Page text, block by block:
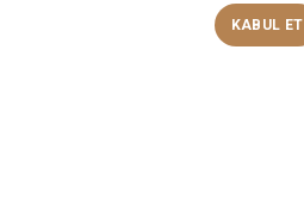
KABUL ET